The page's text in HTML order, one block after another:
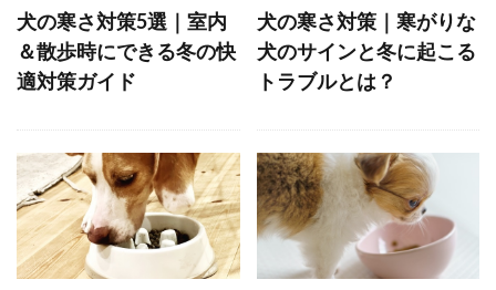
フィアフリー
フィラリア
フィラリア予防
フィラリア症
フィードバック
フェッチプレイ
フラストレーション
フロントクリップハーネス
フローディング
フローリング
フード
フードアレルギー
ブドウ
ブドウ膜炎
ブラッシング
プレイセラピー
プレイバウ
犬の寒さ対策5選｜室内
＆散歩時にできる冬の快
適対策ガイド
犬の寒さ対策｜寒がりな
犬のサインと冬に起こる
トラブルとは？